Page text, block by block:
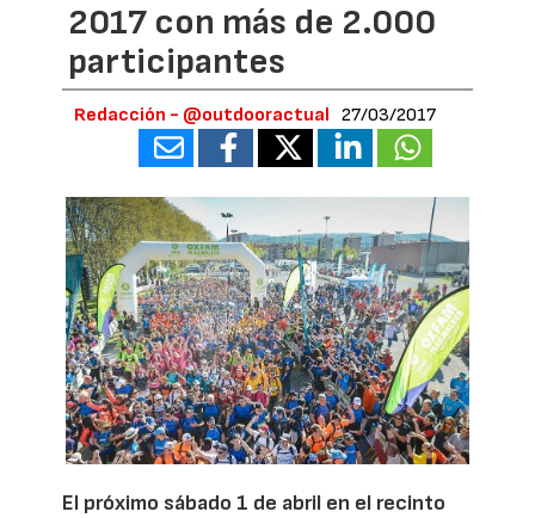
2017 con más de 2.000
participantes
Redacción - @outdooractual 27/03/2017
El próximo sábado 1 de abril en el recinto